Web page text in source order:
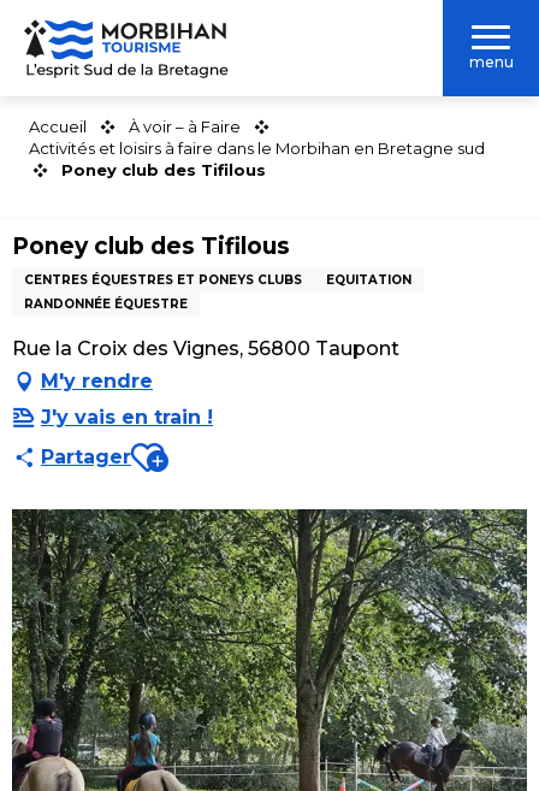
Aller
contenu
menu
Accueil
À voir – à Faire
Activités et loisirs à faire dans le Morbihan en Bretagne sud
Poney club des Tifilous
Poney club des Tifilous
CENTRES ÉQUESTRES ET PONEYS CLUBS
EQUITATION
RANDONNÉE ÉQUESTRE
Rue la Croix des Vignes, 56800 Taupont
M'y rendre
J'y vais en train !
PartagerAjouter aux favoris